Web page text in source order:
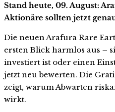
Stand heute, 09. August:
Aktionäre sollten jetzt
Die neuen Arafura Rare
ersten Blick harmlos aus –
investiert ist oder einen
jetzt neu bewerten. Die
zeigt, warum Abwarten
wirkt.